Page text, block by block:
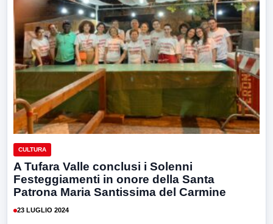
CULTURA
A Tufara Valle conclusi i Solenni
Festeggiamenti in onore della Santa
Patrona Maria Santissima del Carmine
23 LUGLIO 2024